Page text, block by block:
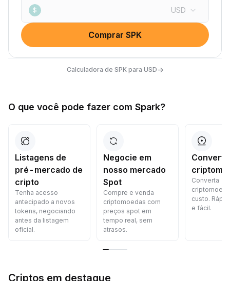
$ USD
Comprar SPK
Calculadora de SPK para USD→
O que você pode fazer com Spark?
Listagens de
pré-mercado de
cripto
Tenha acesso
antecipado a novos
tokens, negociando
antes da listagem
oficial.
Negocie em
nosso mercado
Spot
Compre e venda
criptomoedas com
preços spot em
tempo real, sem
atrasos.
Converta
custo.
e fácil.
Criptos em destaque